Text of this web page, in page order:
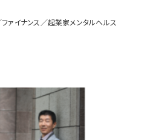
ファイナンス 起業家メンタルヘルス